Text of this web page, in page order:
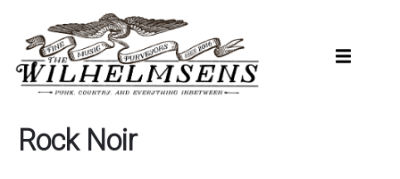
hovedinnhold
Rock Noir